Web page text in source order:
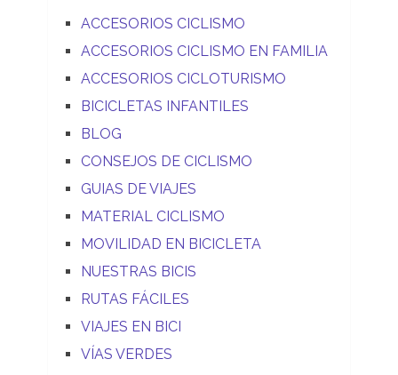
ACCESORIOS CICLISMO
ACCESORIOS CICLISMO EN FAMILIA
ACCESORIOS CICLOTURISMO
BICICLETAS INFANTILES
BLOG
CONSEJOS DE CICLISMO
GUIAS DE VIAJES
MATERIAL CICLISMO
MOVILIDAD EN BICICLETA
NUESTRAS BICIS
RUTAS FÁCILES
VIAJES EN BICI
VÍAS VERDES